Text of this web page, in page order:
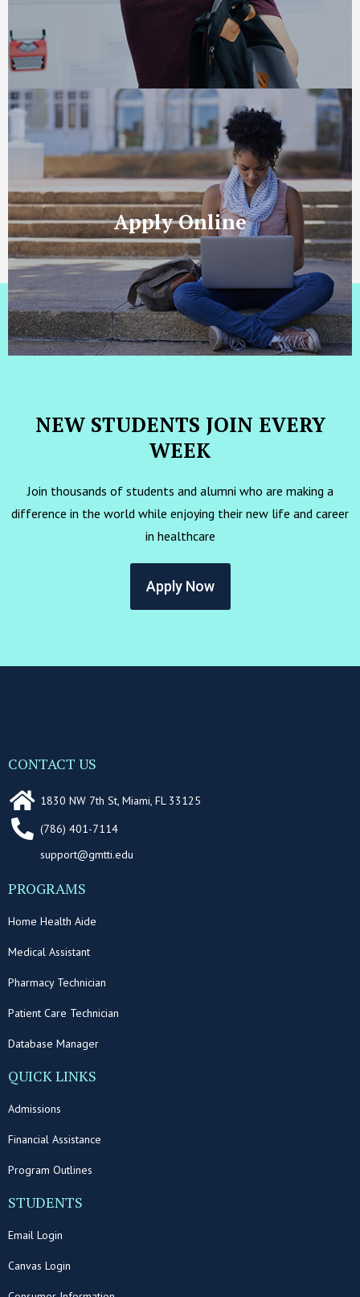
Apply Online
NEW STUDENTS JOIN EVERY
WEEK
Join thousands of students and alumni who are making a
difference in the world while enjoying their new life and career
in healthcare
Apply Now
CONTACT US
1830 NW 7th St, Miami, FL 33125
(786) 401-7114
support@gmtti.edu
PROGRAMS
Home Health Aide
Medical Assistant
Pharmacy Technician
Patient Care Technician
Database Manager
QUICK LINKS
Admissions
Financial Assistance
Program Outlines
STUDENTS
Email Login
Canvas Login